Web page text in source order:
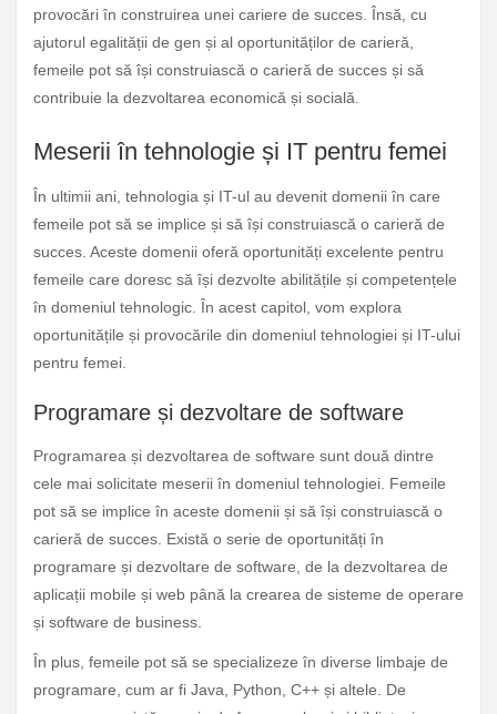
provocări în construirea unei cariere de succes. Însă, cu
ajutorul egalității de gen și al oportunităților de carieră,
femeile pot să își construiască o carieră de succes și să
contribuie la dezvoltarea economică și socială.
Meserii în tehnologie și IT pentru femei
În ultimii ani, tehnologia și IT-ul au devenit domenii în care
femeile pot să se implice și să își construiască o carieră de
succes. Aceste domenii oferă oportunități excelente pentru
femeile care doresc să își dezvolte abilitățile și competențele
în domeniul tehnologic. În acest capitol, vom explora
oportunitățile și provocările din domeniul tehnologiei și IT-ului
pentru femei.
Programare și dezvoltare de software
Programarea și dezvoltarea de software sunt două dintre
cele mai solicitate meserii în domeniul tehnologiei. Femeile
pot să se implice în aceste domenii și să își construiască o
carieră de succes. Există o serie de oportunități în
programare și dezvoltare de software, de la dezvoltarea de
aplicații mobile și web până la crearea de sisteme de operare
și software de business.
În plus, femeile pot să se specializeze în diverse limbaje de
programare, cum ar fi Java, Python, C++ și altele. De